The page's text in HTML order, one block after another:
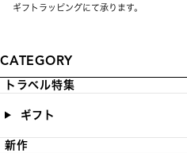
ギフトラッピングにて承ります。
CATEGORY
トラベル特集
ギフト
新作